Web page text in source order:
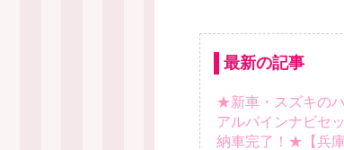
最新の記事
★新車・スズキのハ
アルパインナビセ
納車完了！★【兵